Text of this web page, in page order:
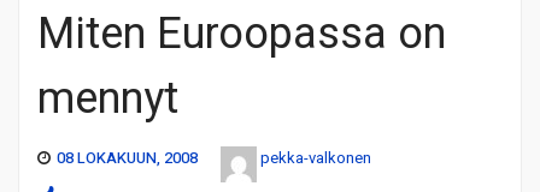
Miten Euroopassa on
mennyt
08 LOKAKUUN, 2008 pekka-valkonen